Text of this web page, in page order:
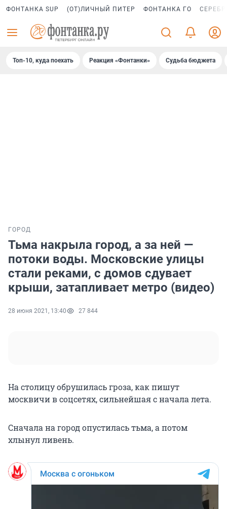
ФОНТАНКА SUP (ОТ)ЛИЧНЫЙ ПИТЕР ФОНТАНКА ГО
Топ-10, куда поехать Реакция «Фонтанки» Судьба бюджета
ГОРОД
Тьма накрыла город, а за ней —
потоки воды. Московские улицы
стали реками, с домов сдувает
крыши, затапливает метро (видео)
28 июня 2021, 13:40 27 844
На столицу обрушилась гроза, как пишут
москвичи в соцсетях, сильнейшая с начала лета.
Сначала на город опустилась тьма, а потом
хлынул ливень.